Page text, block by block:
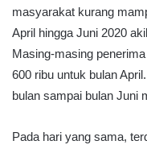
masyarakat kurang
April hingga Juni 2020
Masing-masing
600 ribu untuk bulan
bulan sampai bulan Juni
Pada hari yang sama,